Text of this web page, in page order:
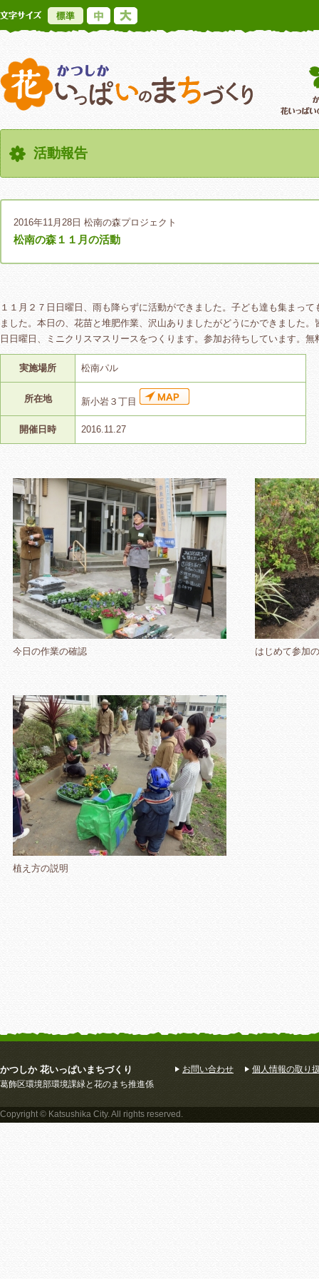
標準
かつしか花い
活動報告
2016年11月28日 松南の森プロジェクト
松南の森１１月の活動
１１月２７日日曜日、雨も降らずに活動ができました。子ども達も集まっ
ました。本日の、花苗と堆肥作業、沢山ありましたがどうにかできました
日日曜日、ミニクリスマスリースをつくります。参加お待ちしています。
実施場所 松南パル
所在地 新小岩３丁目
開催日時 2016.11.27
今日の作業の確認 はじめて参加
植え方の説明
かつしか 花いっぱいまちづくり
葛飾区環境部環境課緑と花のまち推進係
お問い合わせ 個人情報の取り
Copyright © Katsushika City. All rights reserved.